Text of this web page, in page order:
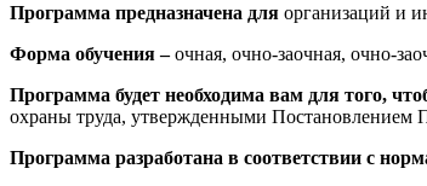
Программа предназначена для организаций и
Форма обучения –очная, очно-заочная, очно-
Программа будет необходима вам для того,
охраны труда, утвержденными Постановлением
Программа разработана в соответствии с